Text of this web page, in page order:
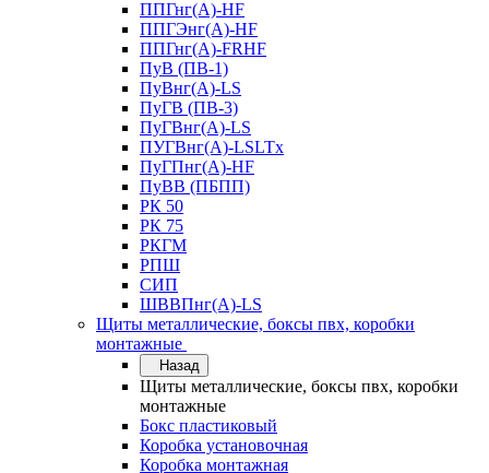
ППГнг(А)-HF
ППГЭнг(А)-HF
ППГнг(А)-FRHF
ПуВ (ПВ-1)
ПуВнг(А)-LS
ПуГВ (ПВ-3)
ПуГВнг(А)-LS
ПУГВнг(А)-LSLTx
ПуГПнг(А)-HF
ПуВВ (ПБПП)
РК 50
РК 75
РКГМ
РПШ
СИП
ШВВПнг(А)-LS
Щиты металлические, боксы пвх, коробки
монтажные
Назад
Щиты металлические, боксы пвх, коробки
монтажные
Бокс пластиковый
Коробка установочная
Коробка монтажная